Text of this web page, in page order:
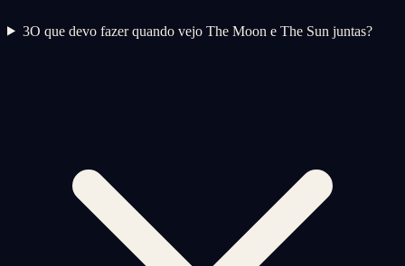
3O que devo fazer quando vejo The Moon e The Sun juntas?